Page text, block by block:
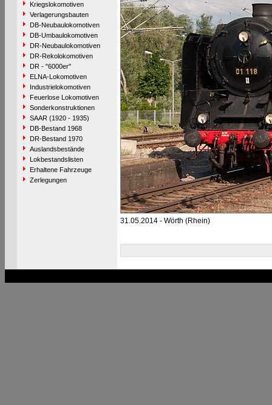
Kriegslokomotiven
Verlagerungsbauten
DB-Neubaulokomotiven
DB-Umbaulokomotiven
DR-Neubaulokomotiven
DR-Rekolokomotiven
DR - "6000er"
ELNA-Lokomotiven
Industrielokomotiven
Feuerlose Lokomotiven
Sonderkonstruktionen
SAAR (1920 - 1935)
DB-Bestand 1968
DR-Bestand 1970
Auslandsbestände
Lokbestandslisten
Erhaltene Fahrzeuge
Zerlegungen
31.05.2014 - Wörth (Rhein)